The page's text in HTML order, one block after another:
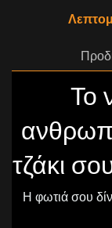
Το
τζάκι
Η φωτιά σου